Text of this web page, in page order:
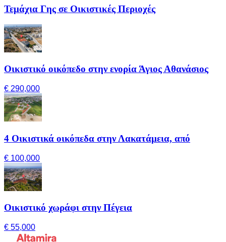
Τεμάχια Γης σε Οικιστικές Περιοχές
Οικιστικό οικόπεδο στην ενορία Άγιος Αθανάσιος
€ 290,000
4 Οικιστικά οικόπεδα στην Λακατάμεια, από
€ 100,000
Οικιστικό χωράφι στην Πέγεια
€ 55,000